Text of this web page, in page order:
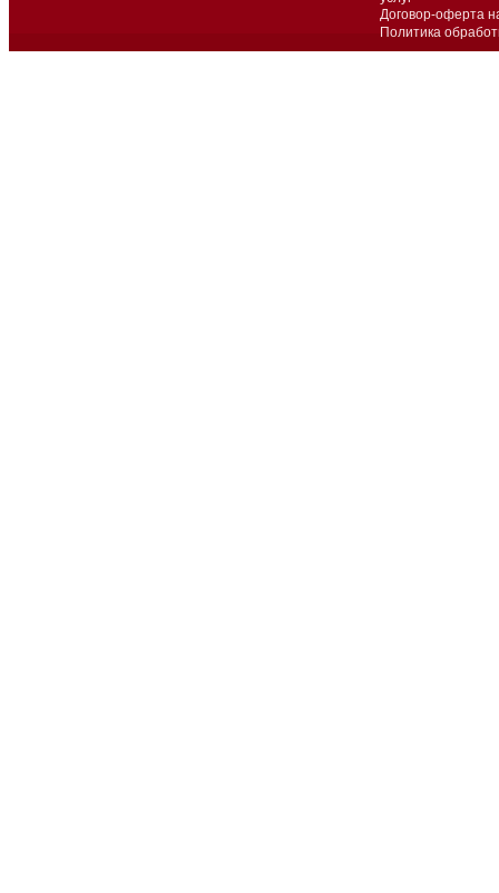
Договор-оферта
Политика